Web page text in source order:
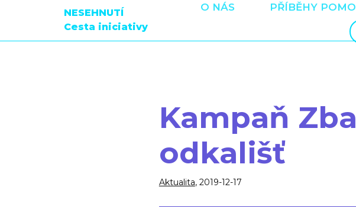
NESEHNUTÍ
Cesta iniciativy
O NÁS PŘÍBĚHY
Kampaň
odkališť
Aktualita, 2019-12-17